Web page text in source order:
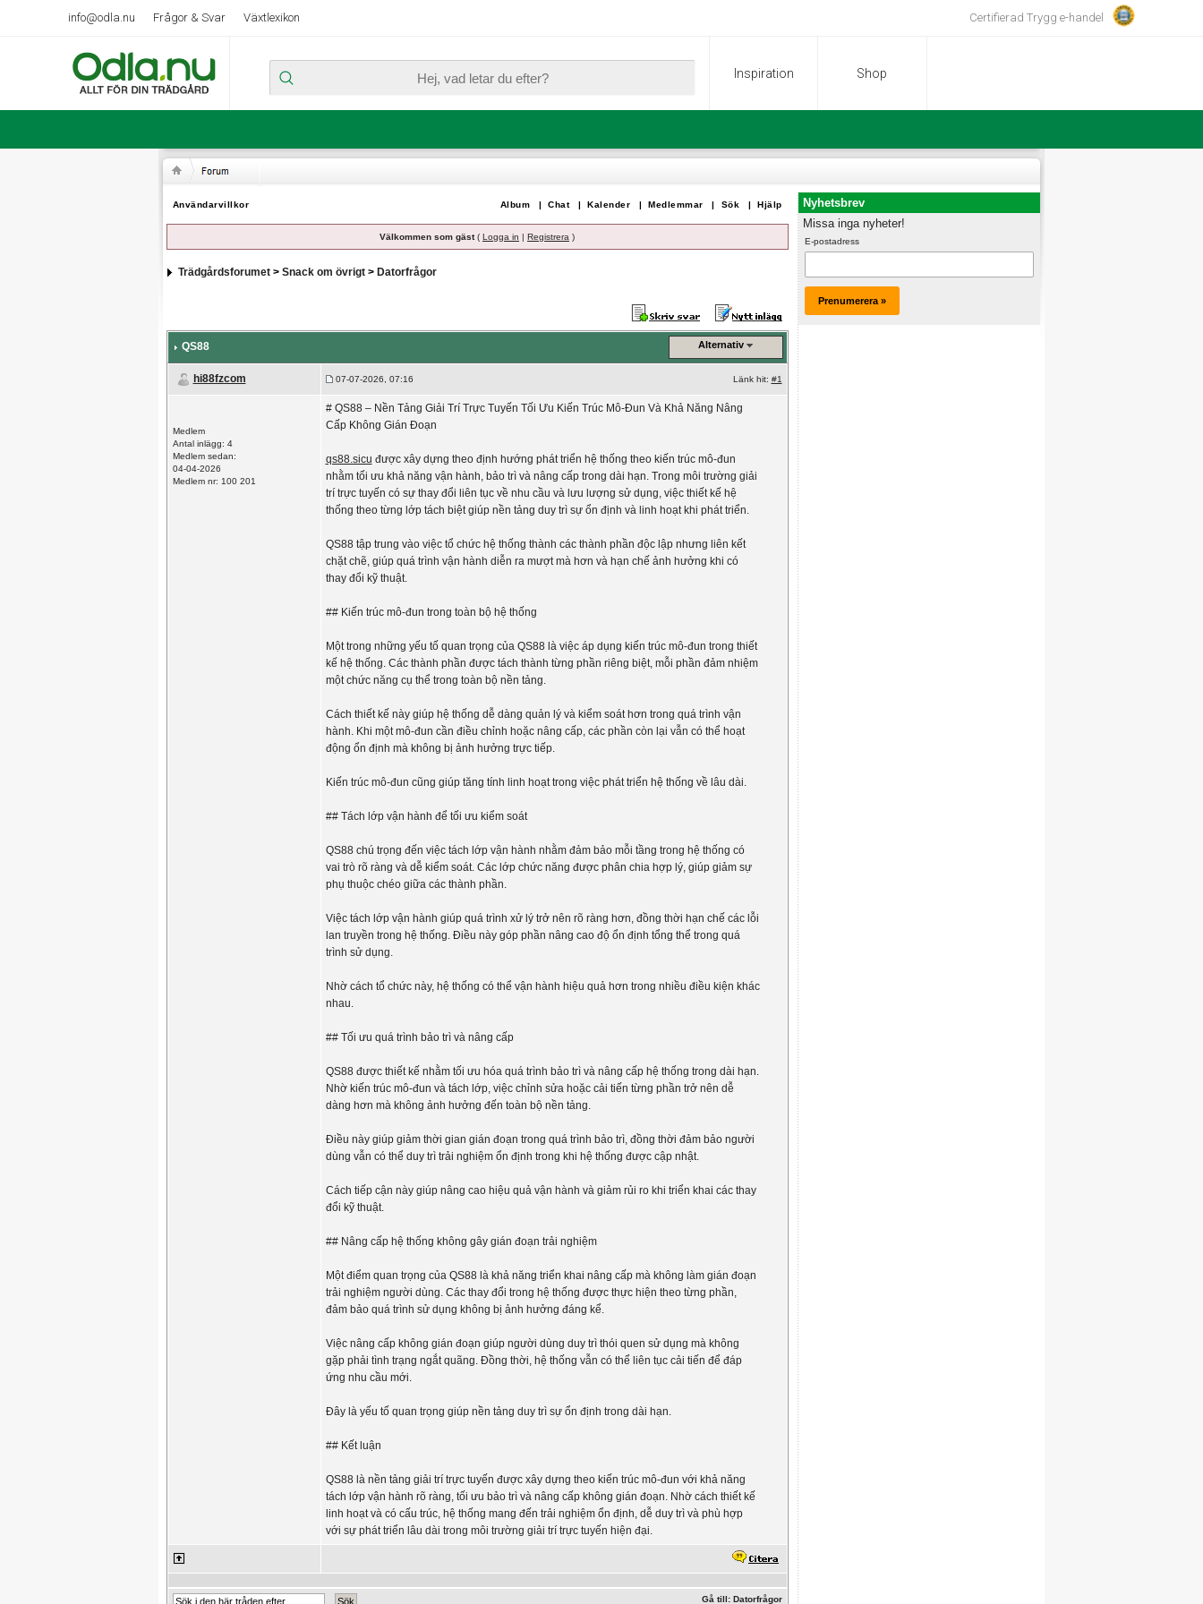
info@odla.nu Frågor & Svar Växtlexikon Certifierad Trygg e-handel
Inspiration Shop
Användarvillkor Hjälp
Sök |
Medlemmar |
Kalender |
Chat |
Album |
Välkommen som gäst( Logga in | Registrera )
Trädgårdsforumet> Snack om övrigt> Datorfrågor
QS88 Alternativ
hi88fzcom 07-07-2026, 07:16 Länk hit: #1
Medlem
Antal inlägg: 4
Medlem sedan:
04-04-2026
Medlem nr: 100 201
# QS88 – Nền Tảng Giải Trí Trực Tuyến Tối Ưu Kiến Trúc Mô-Đun Và Khả Năng Nâng
Cấp Không Gián Đoạn
qs88.sicu được xây dựng theo định hướng phát triển hệ thống theo kiến trúc mô-đun
nhằm tối ưu khả năng vận hành, bảo trì và nâng cấp trong dài hạn. Trong môi trường giải
trí trực tuyến có sự thay đổi liên tục về nhu cầu và lưu lượng sử dụng, việc thiết kế hệ
thống theo từng lớp tách biệt giúp nền tảng duy trì sự ổn định và linh hoạt khi phát triển.
QS88 tập trung vào việc tổ chức hệ thống thành các thành phần độc lập nhưng liên kết
chặt chẽ, giúp quá trình vận hành diễn ra mượt mà hơn và hạn chế ảnh hưởng khi có
thay đổi kỹ thuật.
## Kiến trúc mô-đun trong toàn bộ hệ thống
Một trong những yếu tố quan trọng của QS88 là việc áp dụng kiến trúc mô-đun trong thiết
kế hệ thống. Các thành phần được tách thành từng phần riêng biệt, mỗi phần đảm nhiệm
một chức năng cụ thể trong toàn bộ nền tảng.
Cách thiết kế này giúp hệ thống dễ dàng quản lý và kiểm soát hơn trong quá trình vận
hành. Khi một mô-đun cần điều chỉnh hoặc nâng cấp, các phần còn lại vẫn có thể hoạt
động ổn định mà không bị ảnh hưởng trực tiếp.
Kiến trúc mô-đun cũng giúp tăng tính linh hoạt trong việc phát triển hệ thống về lâu dài.
## Tách lớp vận hành để tối ưu kiểm soát
QS88 chú trọng đến việc tách lớp vận hành nhằm đảm bảo mỗi tầng trong hệ thống có
vai trò rõ ràng và dễ kiểm soát. Các lớp chức năng được phân chia hợp lý, giúp giảm sự
phụ thuộc chéo giữa các thành phần.
Việc tách lớp vận hành giúp quá trình xử lý trở nên rõ ràng hơn, đồng thời hạn chế các lỗi
lan truyền trong hệ thống. Điều này góp phần nâng cao độ ổn định tổng thể trong quá
trình sử dụng.
Nhờ cách tổ chức này, hệ thống có thể vận hành hiệu quả hơn trong nhiều điều kiện khác
nhau.
## Tối ưu quá trình bảo trì và nâng cấp
QS88 được thiết kế nhằm tối ưu hóa quá trình bảo trì và nâng cấp hệ thống trong dài hạn.
Nhờ kiến trúc mô-đun và tách lớp, việc chỉnh sửa hoặc cải tiến từng phần trở nên dễ
dàng hơn mà không ảnh hưởng đến toàn bộ nền tảng.
Điều này giúp giảm thời gian gián đoạn trong quá trình bảo trì, đồng thời đảm bảo người
dùng vẫn có thể duy trì trải nghiệm ổn định trong khi hệ thống được cập nhật.
Cách tiếp cận này giúp nâng cao hiệu quả vận hành và giảm rủi ro khi triển khai các thay
đổi kỹ thuật.
## Nâng cấp hệ thống không gây gián đoạn trải nghiệm
Một điểm quan trọng của QS88 là khả năng triển khai nâng cấp mà không làm gián đoạn
trải nghiệm người dùng. Các thay đổi trong hệ thống được thực hiện theo từng phần,
đảm bảo quá trình sử dụng không bị ảnh hưởng đáng kể.
Việc nâng cấp không gián đoạn giúp người dùng duy trì thói quen sử dụng mà không
gặp phải tình trạng ngắt quãng. Đồng thời, hệ thống vẫn có thể liên tục cải tiến để đáp
ứng nhu cầu mới.
Đây là yếu tố quan trọng giúp nền tảng duy trì sự ổn định trong dài hạn.
## Kết luận
QS88 là nền tảng giải trí trực tuyến được xây dựng theo kiến trúc mô-đun với khả năng
tách lớp vận hành rõ ràng, tối ưu bảo trì và nâng cấp không gián đoạn. Nhờ cách thiết kế
linh hoạt và có cấu trúc, hệ thống mang đến trải nghiệm ổn định, dễ duy trì và phù hợp
với sự phát triển lâu dài trong môi trường giải trí trực tuyến hiện đại.
Gå till: Datorfrågor
Nyhetsbrev
Missa inga nyheter!
E-postadress